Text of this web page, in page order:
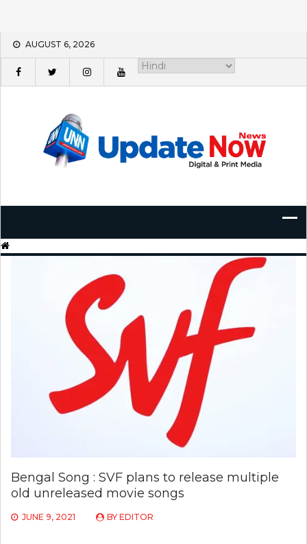
Skip
content
AUGUST 6, 2026
Bengal Song : SVF plans to release multiple
old unreleased movie songs
JUNE 9, 2021 BY EDITOR